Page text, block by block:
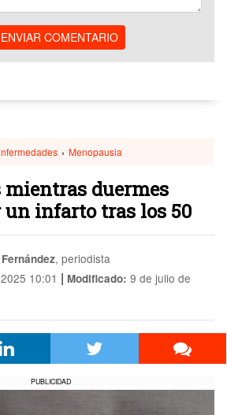
ENVIAR COMENTARIO
› Menopausia
mientras duermes
infarto tras los 50
, periodista
10:01 | Modificado: 9 de julio de
PUBLICIDAD